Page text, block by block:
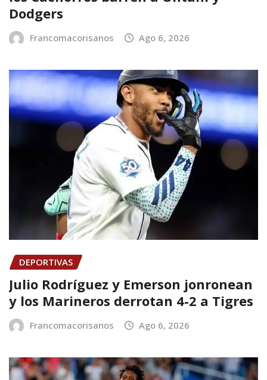
Dodgers
Francomacorisanos Ago 6, 2026
DEPORTIVAS
Julio Rodríguez y Emerson jonronean
y los Marineros derrotan 4-2 a Tigres
Francomacorisanos Ago 6, 2026